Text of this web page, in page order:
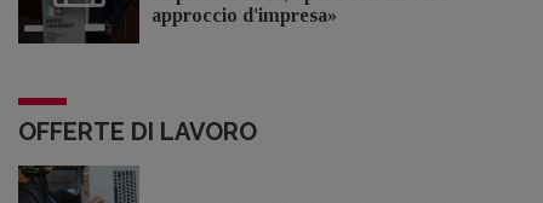
approccio d'impresa»
OFFERTE DI LAVORO